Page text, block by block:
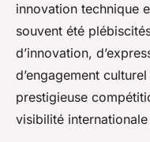
innovation technique
souvent été
d’innovation,
d’engagement
prestigieuse
visibilité